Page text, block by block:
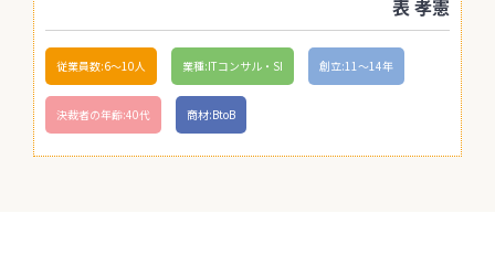
表 孝憲
従業員数:6～10人 業種:ITコンサル・SI 創立:11〜14年
決裁者の年齢:40代 商材:BtoB